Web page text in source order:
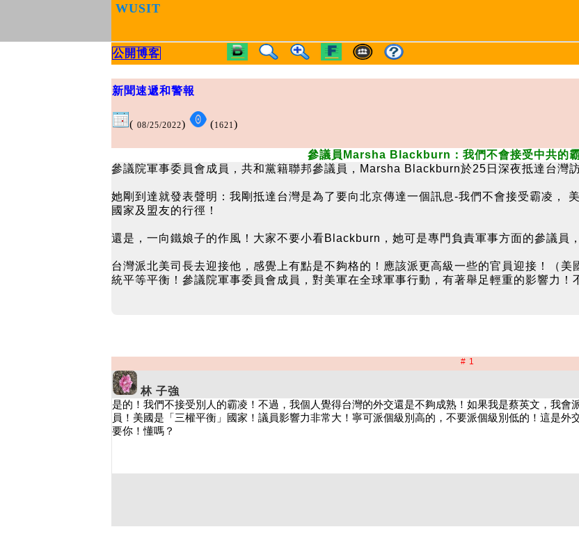
WUSIT
公開博客
新聞速遞和警報
( 08/25/2022) (1621)
參議員Marsha Blackburn：我們不會接受中共的霸
參議院軍事委員會成員，共和黨籍聯邦參議員，Marsha Blackburn於25日深夜抵達台灣訪
她剛到達就發表聲明：我剛抵達台灣是為了要向北京傳達一個訊息-我們不會接受霸凌，
國家及盟友的行徑！
還是，一向鐵娘子的作風！大家不要小看Blackburn，她可是專門負責軍事方面的參議員
台灣派北美司長去迎接他，感覺上有點是不夠格的！應該派更高級一些的官員迎接！（
統平等平衡！參議院軍事委員會成員，對美軍在全球軍事行動，有著舉足輕重的影響力！
# 1
林 子強